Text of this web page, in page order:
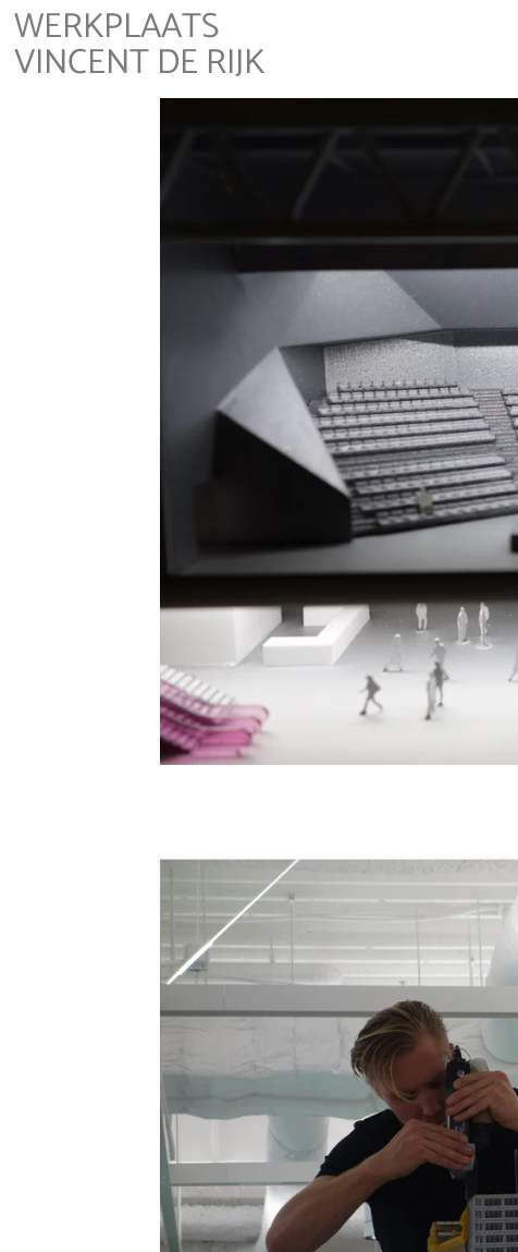
WERKPLAATS
VINCENT DE RIJK